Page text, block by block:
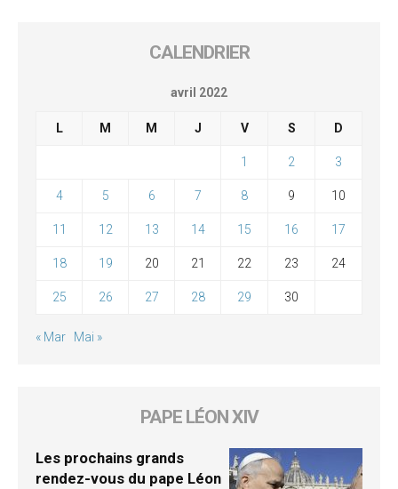
CALENDRIER
avril 2022
L M M J V S D
1 2 3
4 5 6 7 8 9 10
11 12 13 14 15 16 17
18 19 20 21 22 23 24
25 26 27 28 29 30
« Mar Mai »
PAPE LÉON XIV
Les prochains grands
rendez-vous du pape Léon